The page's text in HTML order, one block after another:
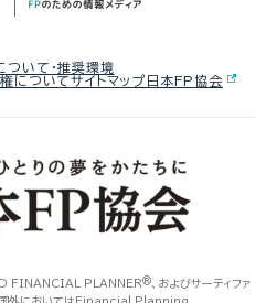
ついて・推奨環境
についてサイトマップ 日本FP協会
FINANCIAL PLANNER®
、およびサーティファ
国外においてはFinancial Planning